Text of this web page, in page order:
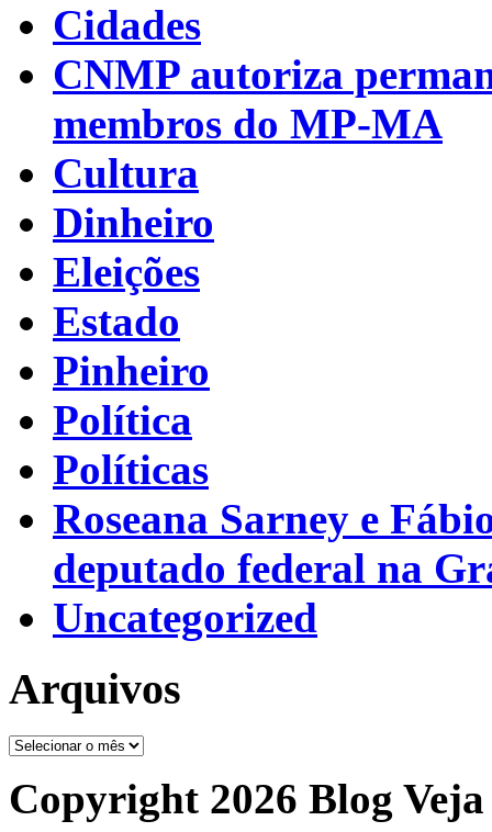
Cidades
CNMP autoriza
membros do MP-MA
Cultura
Dinheiro
Eleições
Estado
Pinheiro
Política
Políticas
Roseana Sarney e
deputado federal na
Uncategorized
Arquivos
Arquivos
Copyright 2026 Blog